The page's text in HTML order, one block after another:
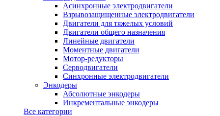
Асинхронные электродвигатели
Взрывозащищенные электродвигатели
Двигатели для тяжелых условий
Двигатели общего назначения
Линейные двигатели
Моментные двигатели
Мотор-редукторы
Серводвигатели
Синхронные электродвигатели
Энкодеры
Абсолютные энкодеры
Инкрементальные энкодеры
Все категории